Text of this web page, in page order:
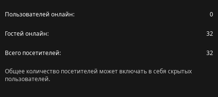
Пользователей онлайн 0
Гостей онлайн 32
Всего посетителей 32
Общее количество посетителей может включать в себя скрытых
пользователей.